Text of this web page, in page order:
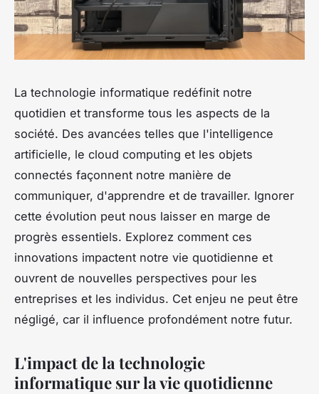
La technologie informatique redéfinit notre
quotidien et transforme tous les aspects de la
société. Des avancées telles que l'intelligence
artificielle, le cloud computing et les objets
connectés façonnent notre manière de
communiquer, d'apprendre et de travailler. Ignorer
cette évolution peut nous laisser en marge de
progrès essentiels. Explorez comment ces
innovations impactent notre vie quotidienne et
ouvrent de nouvelles perspectives pour les
entreprises et les individus. Cet enjeu ne peut être
négligé, car il influence profondément notre futur.
L'impact de la technologie
informatique sur la vie quotidienne